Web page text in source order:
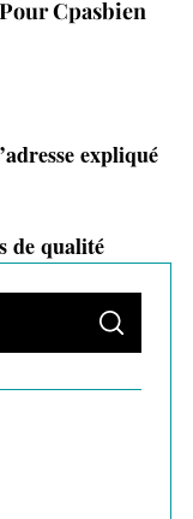
Cpasbien
expliqué
de qualité
S
A
C